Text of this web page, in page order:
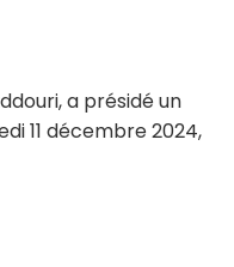
a présidé un
11 décembre 2024,